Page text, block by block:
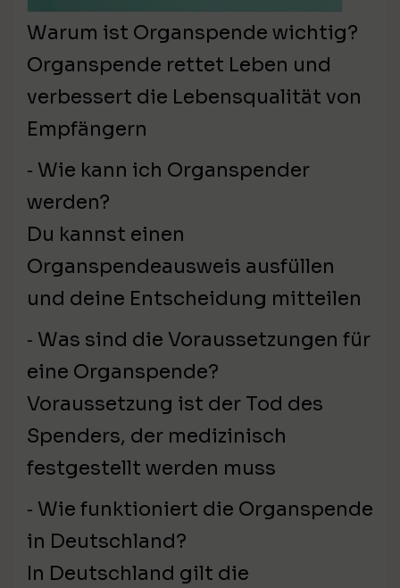
Warum ist Organspende wichtig?
Organspende rettet Leben und
verbessert die Lebensqualität von
Empfängern
⁃ Wie kann ich Organspender
werden?
Du kannst einen
Organspendeausweis ausfüllen
und deine Entscheidung mitteilen
⁃ Was sind die Voraussetzungen für
eine Organspende?
Voraussetzung ist der Tod des
Spenders, der medizinisch
festgestellt werden muss
⁃ Wie funktioniert die Organspende
in Deutschland?
In Deutschland gilt die